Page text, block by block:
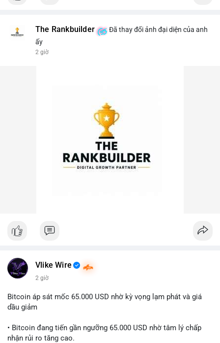
The Rankbuilder
Đã thay đổi ảnh đại diện của anh
ấy
2 giờ
Vlike Wire
2 giờ
Bitcoin áp sát mốc 65.000 USD nhờ kỳ vọng lạm phát và giá
dầu giảm
• Bitcoin đang tiến gần ngưỡng 65.000 USD nhờ tâm lý chấp
nhận rủi ro tăng cao.